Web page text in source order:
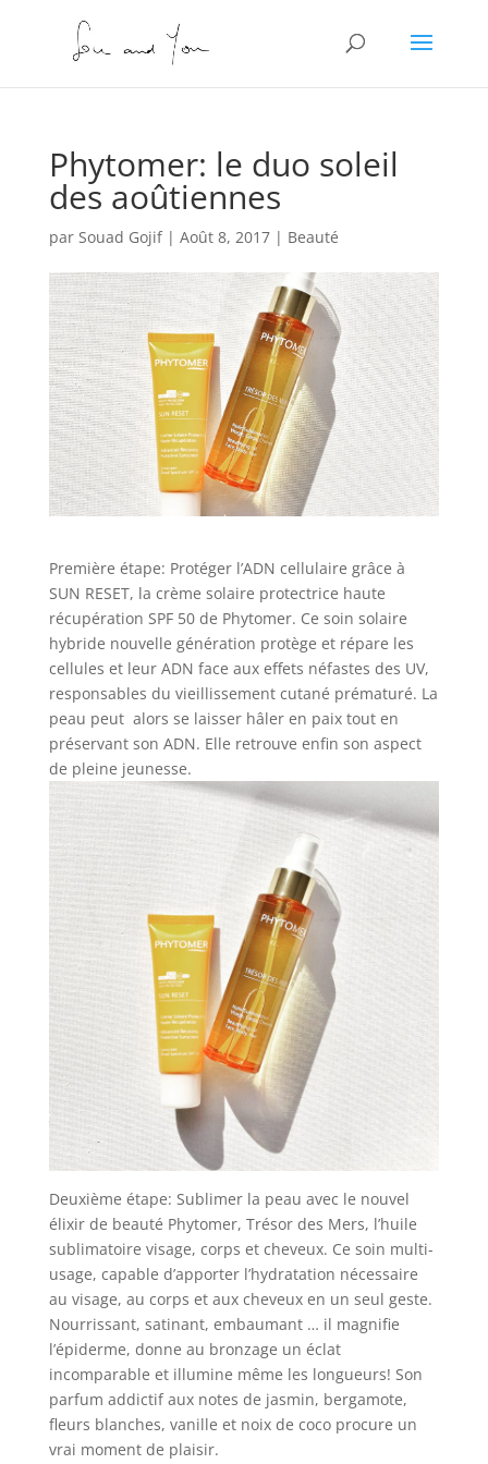
Phytomer: le duo soleil
des aoûtiennes
par Souad Gojif| Août 8, 2017| Beauté
Première étape: Protéger l’ADN cellulaire grâce à
SUN RESET, la crème solaire protectrice haute
récupération SPF 50 de Phytomer. Ce soin solaire
hybride nouvelle génération protège et répare les
cellules et leur ADN face aux effets néfastes des UV,
responsables du vieillissement cutané prématuré. La
peau peut alors se laisser hâler en paix tout en
préservant son ADN. Elle retrouve enfin son aspect
de pleine jeunesse.
Deuxième étape: Sublimer la peau avec le nouvel
élixir de beauté Phytomer, Trésor des Mers, l’huile
sublimatoire visage, corps et cheveux. Ce soin multi-
usage, capable d’apporter l’hydratation nécessaire
au visage, au corps et aux cheveux en un seul geste.
Nourrissant, satinant, embaumant … il magnifie
l’épiderme, donne au bronzage un éclat
incomparable et illumine même les longueurs! Son
parfum addictif aux notes de jasmin, bergamote,
fleurs blanches, vanille et noix de coco procure un
vrai moment de plaisir.